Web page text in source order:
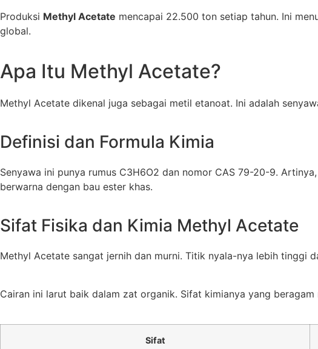
Produksi Methyl Acetate mencapai 22.500 ton setiap tahun. Ini
global.
Apa Itu Methyl Acetate?
Methyl Acetate dikenal juga sebagai metil etanoat. Ini adalah
Definisi dan Formula Kimia
Senyawa ini punya rumus C3H6O2 dan nomor CAS 79-20-9.
berwarna dengan bau ester khas.
Sifat Fisika dan Kimia Methyl Acetate
Methyl Acetate sangat jernih dan murni. Titik nyala-nya lebih tinggi
Cairan ini larut baik dalam zat organik. Sifat kimianya yang
Sifat